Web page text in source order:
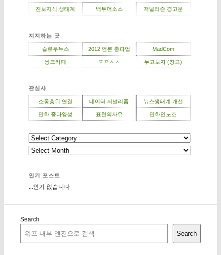
진보지식 생태계 백투더소스 저널리즘 경고문
지지하는 곳
슬로우뉴스 2012 언론 총파업 MadCom
씽크카페 ㅍㅍㅅㅅ 두고보자 (창고)
관심사
소통층위 연결 데이터 저널리즘 뉴스생태계 개선
만화 종다양성 표현의자유 만화인노조
인기 포스트
...인기 없습니다
Search
Search